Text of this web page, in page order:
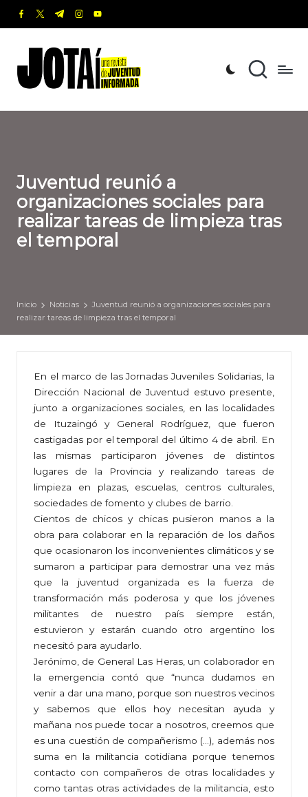
Saltar
contenido
facebook.com
twitter.com
t.me instagram.com
youtube.com
o
t
revista
de
Informada
Juventud reunió a
organizaciones sociales para
realizar tareas de limpieza tras
el temporal
Inicio Noticias
Juventud reunió a organizaciones sociales para
realizar tareas de limpieza tras el temporal
En el marco de las Jornadas Juveniles Solidarias, la
Dirección Nacional de Juventud estuvo presente,
junto a organizaciones sociales, en las localidades
de Ituzaingó y General Rodríguez, que fueron
castigadas por el temporal del último 4 de abril. En
las mismas participaron jóvenes de distintos
lugares de la Provincia y realizando tareas de
limpieza en plazas, escuelas, centros culturales,
sociedades de fomento y clubes de barrio.
Cientos de chicos y chicas pusieron manos a la
obra para colaborar en la reparación de los daños
que ocasionaron los inconvenientes climáticos y se
sumaron a participar para demostrar una vez más
que la juventud organizada es la fuerza de
transformación más poderosa y que los jóvenes
militantes de nuestro país siempre están,
estuvieron y estarán cuando otro argentino los
necesitó para ayudarlo.
Jerónimo, de General Las Heras, un colaborador en
la emergencia contó que “nunca dudamos en
venir a dar una mano, porque son nuestros vecinos
y sabemos que ellos hoy necesitan ayuda y
mañana nos puede tocar a nosotros, creemos que
es una cuestión de compañerismo (…), además nos
suma en la militancia cotidiana porque tenemos
contacto con compañeros de otras localidades y
como tantas otras actividades de la militancia, esto